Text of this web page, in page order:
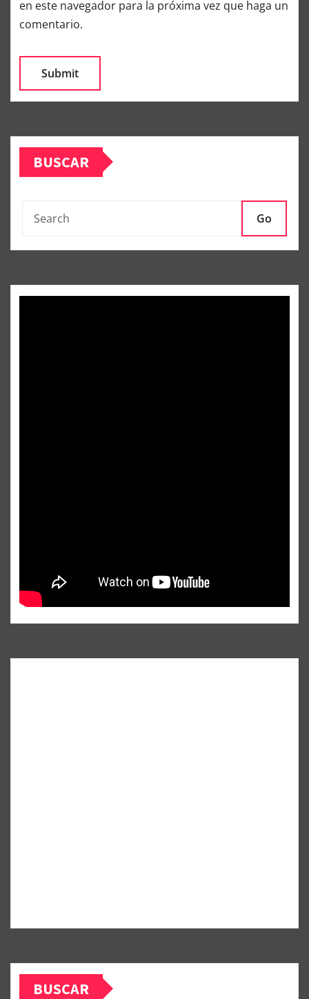
en este navegador para la próxima vez que haga un
comentario.
BUSCAR
Go
BUSCAR